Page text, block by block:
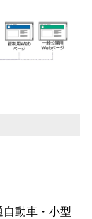
動車・小型